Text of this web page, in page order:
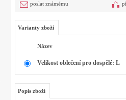
poslat známému
Varianty zboží
Název
Velikost oblečení pro dospělé: L
Popis zboží